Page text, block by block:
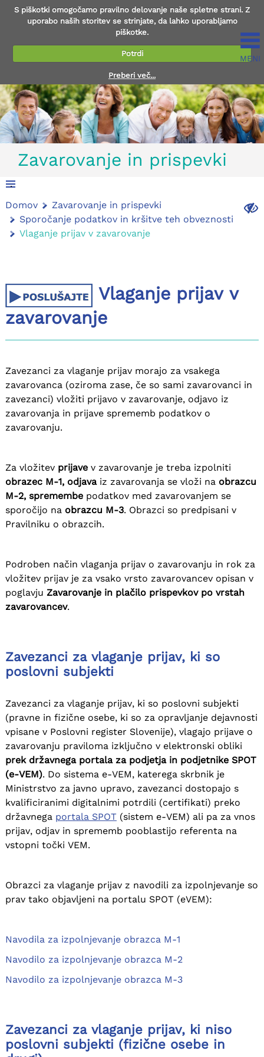
S piškotki omogočamo pravilno delovanje naše spletne strani. Z
uporabo naših storitev se strinjate, da lahko uporabljamo
piškotke.
Potrdi
Preberi več...
MENI
Zavarovanje in prispevki
.
.
Domov
Zavarovanje in prispevki
Sporočanje podatkov in kršitve teh obveznosti
Vlaganje prijav v zavarovanje
Vlaganje prijav v
zavarovanje
Zavezanci za vlaganje prijav morajo za vsakega
zavarovanca (oziroma zase, če so sami zavarovanci in
zavezanci) vložiti prijavo v zavarovanje, odjavo iz
zavarovanja in prijave sprememb podatkov o
zavarovanju.
Za vložitev prijavev zavarovanje je treba izpolniti
obrazec M-1, odjava iz zavarovanja se vloži naobrazcu
M-2, spremembe podatkov med zavarovanjem se
sporočijo naobrazcu M-3. Obrazci so predpisani v
Pravilniku o obrazcih.
Podroben način vlaganja prijav o zavarovanju in rok za
vložitev prijav je za vsako vrsto zavarovancev opisan v
poglavju Zavarovanje in plačilo prispevkov po vrstah
zavarovancev.
Zavezanci za vlaganje prijav, ki so
poslovni subjekti
Zavezanci za vlaganje prijav, ki so poslovni subjekti
(pravne in fizične osebe, ki so za opravljanje dejavnosti
vpisane v Poslovni register Slovenije), vlagajo prijave o
zavarovanju praviloma izključno v elektronski obliki
prek državnega portala za podjetja in podjetnike SPOT
(e-VEM). Do sistema e-VEM, katerega skrbnik je
Ministrstvo za javno upravo, zavezanci dostopajo s
kvalificiranimi digitalnimi potrdili (certifikati) preko
državnega portala SPOT (sistem e-VEM) ali pa za vnos
prijav, odjav in sprememb pooblastijo referenta na
vstopni točki VEM.
Obrazci za vlaganje prijav z navodili za izpolnjevanje so
prav tako objavljeni na portalu SPOT (eVEM):
Navodila za izpolnjevanje obrazca M-1
Navodilo za izpolnjevanje obrazca M-2
Navodilo za izpolnjevanje obrazca M-3
Zavezanci za vlaganje prijav, ki niso
poslovni subjekti (fizične osebe in